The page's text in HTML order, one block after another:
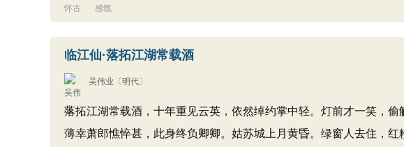
怀古 感慨
临江仙·落拓江湖常载酒
吴伟业 〔明代〕
落拓江湖常载酒，十年重见云英，依然绰约掌中轻。灯前才一笑，偷
薄幸萧郎憔悴甚，此身终负卿卿。姑苏城上月黄昏。绿窗人去住，红